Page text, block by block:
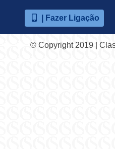
| Fazer Ligação
© Copyright 2019 |